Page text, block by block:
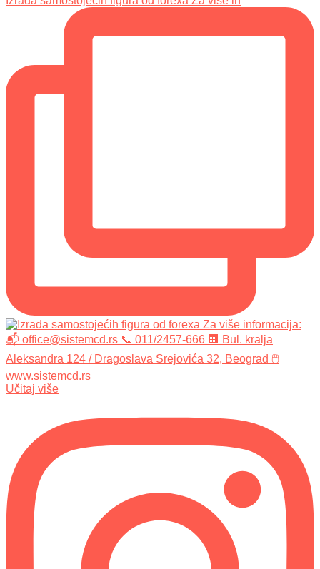
Učitaj više